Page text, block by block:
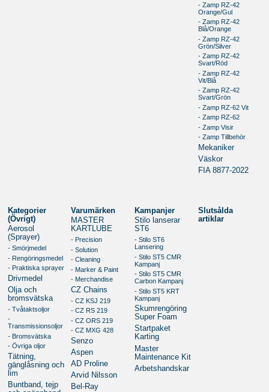
- Zamp RZ-42
Orange/Gul
- Zamp RZ-42
Blå/Orange
- Zamp RZ-42
Grön/Silver
- Zamp RZ-42
Svart/Röd
- Zamp RZ-42
Vit/Blå
- Zamp RZ-42
Svart/Grön
- Zamp RZ-62 Vit
- Zamp RZ-62
- Zamp Visir
- Zamp Tillbehör
Mekaniker
Väskor
FIA 8877-2022
Kategorier
(Övrigt)
Aerosol
(Sprayer)
- Smörjmedel
- Rengöringsmedel
- Praktiska sprayer
Drivmedel
Olja och
bromsvätska
- Tvåtaktsoljor
-
Transmissionsoljor
- Bromsvätska
- Övriga oljor
Tätning,
gänglåsning och
lim
Buntband, tejp
Varumärken
MASTER
KARTLUBE
- Precision
- Solution
- Cleaning
- Marker & Paint
- Merchandise
CZ Chains
- CZ KSJ 219
- CZ RS 219
- CZ ORS 219
- CZ MXG 428
Senzo
Aspen
AD Proline
Arvid Nilsson
Bel-Ray
Kampanjer
Stilo lanserar
ST6
- Stilo ST6
Lansering
- Stilo ST5 CMR
Kampanj
- Stilo ST5 CMR
Carbon Kampanj
- Stilo ST5 KRT
Kampanj
Skumrengöring
Super Foam
Startpaket
Karting
Master
Maintenance Kit
Arbetshandskar
Slutsålda
artiklar